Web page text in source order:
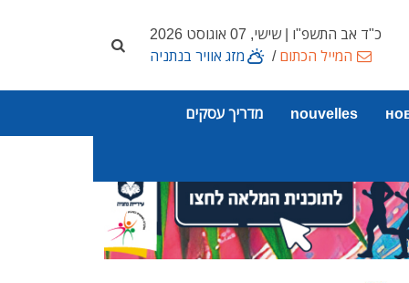
כ"ד אב התשפ"ו | שישי, 07 אוגוסט 2026
המייל הכתום/ מזג אוויר בנתניה
nouvelles מדריך עסקים